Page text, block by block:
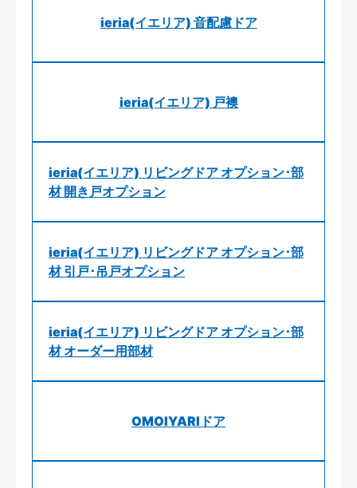
ieria(イエリア) 音配慮ドア
ieria(イエリア) 戸襖
ieria(イエリア) リビングドア オプション･部
材 開き戸オプション
ieria(イエリア) リビングドア オプション･部
材 引戸･吊戸オプション
ieria(イエリア) リビングドア オプション･部
材 オーダー用部材
OMOIYARIドア